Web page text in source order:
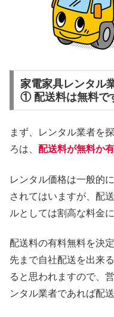
家電家具レンタル
① 配送料は無料で
まず、レンタル業者を
ろは、 配送料が無料か
レンタル価格は一般的
されてはいますが、配
ルとしては割高な料金
配送料の有料無料を決
先まで自社配送を出来
ると思われますので、
ンタル業者であれば配